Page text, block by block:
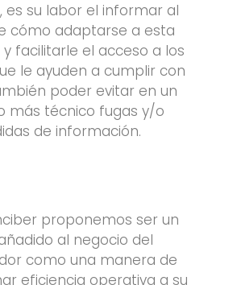
es su labor el informar al
cómo adaptarse a esta
facilitarle el acceso a los
le ayuden a cumplir con
poder evitar en un
más técnico fugas y/o
de información.
proponemos ser un
al negocio del
como una manera de
eficiencia operativa a su